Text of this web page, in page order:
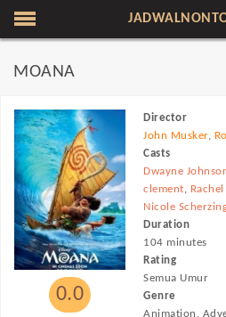
MOANA
0.0
Director
John Musker,
Casts
Dwayne
clement,
Nicole
Duration
104 minutes
Rating
Semua Umur
Genre
Animation,